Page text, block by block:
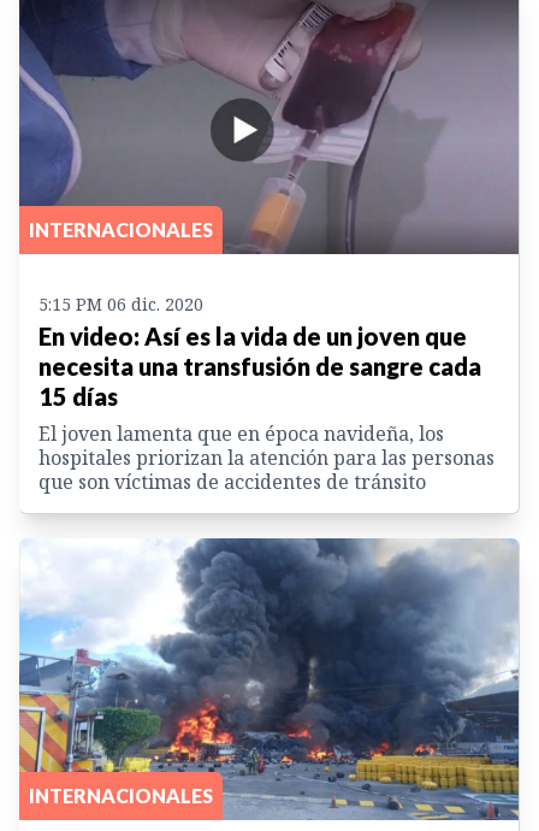
INTERNACIONALES
5:15 PM 06 dic. 2020
En video: Así es la vida de un joven que
necesita una transfusión de sangre cada
15 días
El joven lamenta que en época navideña, los
hospitales priorizan la atención para las personas
que son víctimas de accidentes de tránsito
INTERNACIONALES